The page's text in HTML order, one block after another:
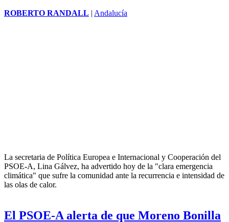
ROBERTO RANDALL | Andalucía
La secretaria de Política Europea e Internacional y Cooperación del
PSOE-A, Lina Gálvez, ha advertido hoy de la "clara emergencia
climática" que sufre la comunidad ante la recurrencia e intensidad de
las olas de calor.
El PSOE-A alerta de que Moreno Bonilla